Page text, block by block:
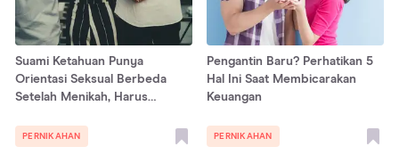
Suami Ketahuan Punya
Orientasi Seksual Berbeda
Setelah Menikah, Harus
PERNIKAHAN
Pengantin Baru? Perhatikan 5
Hal Ini Saat Membicarakan
Keuangan
PERNIKAHAN